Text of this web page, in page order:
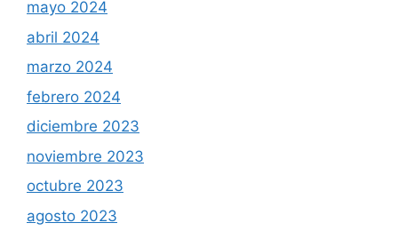
mayo 2024
abril 2024
marzo 2024
febrero 2024
diciembre 2023
noviembre 2023
octubre 2023
agosto 2023